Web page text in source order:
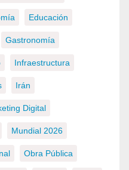
Educación
Gastronomía
Infraestructura
Irán
Digital
Mundial 2026
Obra Pública